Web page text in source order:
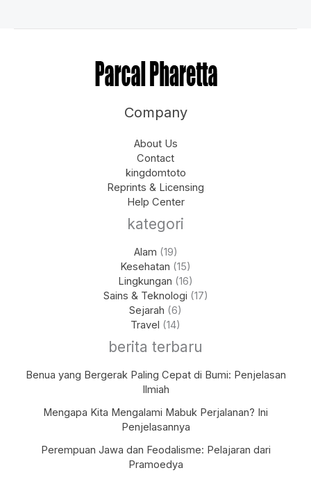
Company
About Us
Contact
kingdomtoto
Reprints & Licensing
Help Center
kategori
Alam (19)
Kesehatan (15)
Lingkungan (16)
Sains & Teknologi (17)
Sejarah (6)
Travel (14)
berita terbaru
Benua yang Bergerak Paling Cepat di Bumi: Penjelasan
Ilmiah
Mengapa Kita Mengalami Mabuk Perjalanan? Ini
Penjelasannya
Perempuan Jawa dan Feodalisme: Pelajaran dari
Pramoedya